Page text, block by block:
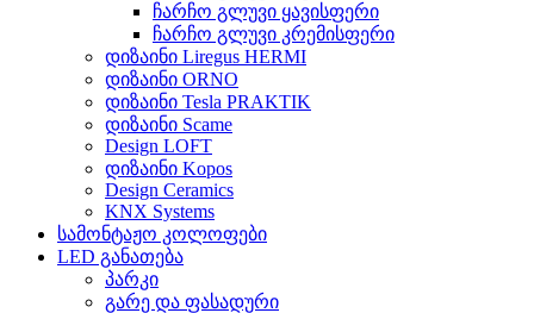
ჩარჩო გლუვი ყავისფერი
ჩარჩო გლუვი კრემისფერი
დიზაინი Liregus HERMI
დიზაინი ORNO
დიზაინი Tesla PRAKTIK
დიზაინი Scame
Design LOFT
დიზაინი Kopos
Design Ceramics
KNX Systems
სამონტაჟო კოლოფები
LED განათება
პარკი
გარე და ფასადური